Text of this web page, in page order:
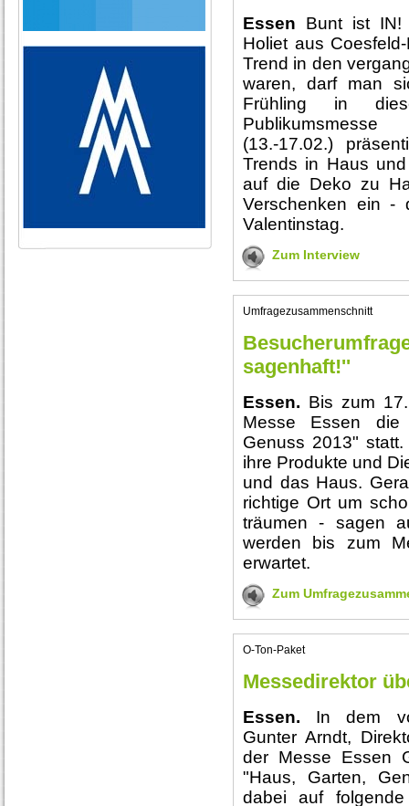
Essen Bunt ist IN!
Holiet aus
Trend in den
waren, darf man
Frühling in
(13.-17.02.)
Trends in Haus
auf die Deko zu
Verschenken ein -
Valentinstag.
Zum Interview
Umfragezusammenschnitt
sagenhaft!''
Essen. Bis zum
Messe Essen die
Genuss 2013"
ihre Produkte und
und das Haus.
richtige Ort um
träumen - sagen
werden bis zum
erwartet.
Zum
O-Ton-Paket
Messedirektor
Essen. In dem
Gunter Arndt,
der Messe Essen
"Haus, Garten,
dabei auf